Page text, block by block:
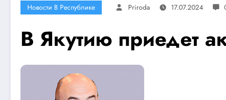
Новости В Республике Priroda 17.07.2024
В Якутию приедет